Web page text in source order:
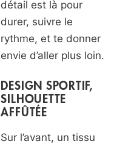
détail est là pour
durer, suivre le
rythme, et te donner
envie d’aller plus loin.
DESIGN SPORTIF,
SILHOUETTE
AFFÛTÉE
Sur l’avant, un tissu